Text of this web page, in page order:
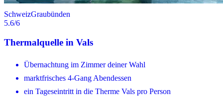
SchweizGraubünden
5.6/6
Thermalquelle in Vals
Übernachtung im Zimmer deiner Wahl
marktfrisches 4-Gang Abendessen
ein Tageseintritt in die Therme Vals pro Person